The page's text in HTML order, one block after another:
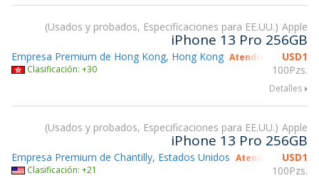
Usados y probados, Especificaciones para EE.UU. Apple
iPhone 13 Pro 256GB
USD1
100Pzs.
Empresa Premium de Hong Kong, Hong Kong Atendiendo gsmX
Clasificación: +30
Detalles
Usados y probados, Especificaciones para EE.UU. Apple
iPhone 13 Pro 256GB
USD1
100Pzs.
Empresa Premium de Chantilly, Estados Unidos Atendiendo gsmX
Clasificación: +21